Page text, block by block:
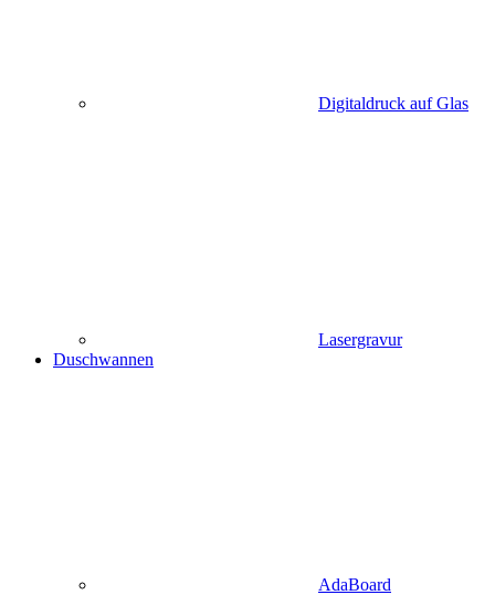
Digitaldruck auf Glas
Lasergravur
Duschwannen
AdaBoard